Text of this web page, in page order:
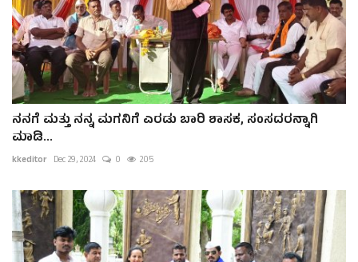
ನನಗೆ ಮತ್ತು ನನ್ನ ಮಗನಿಗೆ ಎರಡು ಬಾರಿ ಶಾಸಕ, ಸಂಸದರನ್ನಾಗಿ
ಮಾಡಿ...
kkeditor Dec 29, 2024 0 205